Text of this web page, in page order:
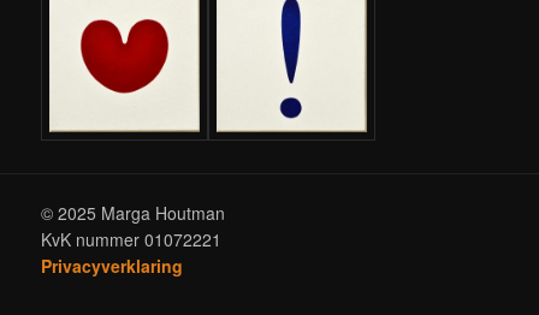
© 2025 Marga Houtman
KvK nummer 01072221
Privacyverklaring